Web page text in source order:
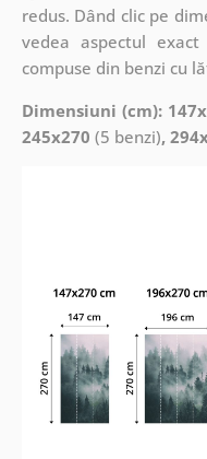
redus. Dând clic pe
vedea aspectul
compuse din benzi cu
Dimensiuni (cm):
245x270 (5 benzi),